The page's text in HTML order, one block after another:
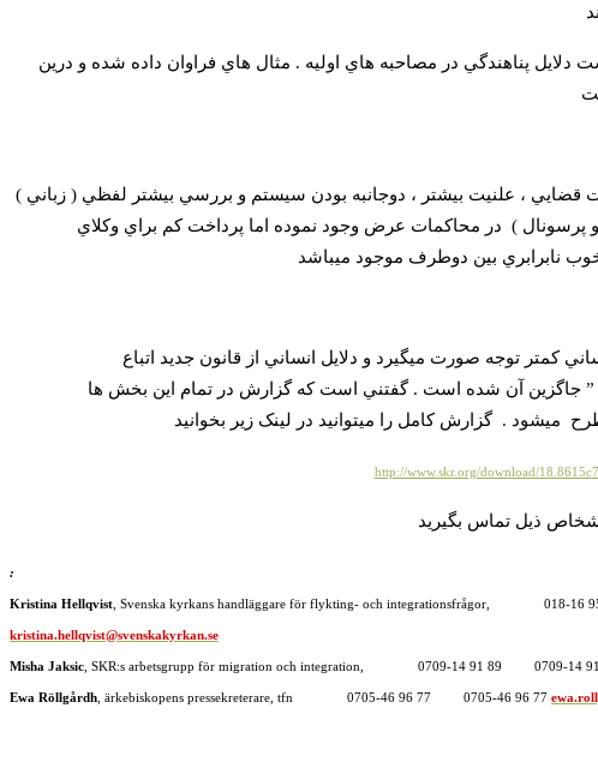
پناهندگي در مصاحبه هاي اوليه . مثال هاي فراوان داده شده و درين
قضايي ، علنيت بيشتر ، دوجانبه بودن سيستم و بررسي بيشتر لفظي ( زباني )
پرسونال ) در محاکمات عرض وجود نموده اما پرداخت کم براي وکلاي
نابرابري بين دوطرف موجود ميباشد
کمتر توجه صورت ميگيرد و دلايل انساني از قانون جديد اتباع
” جاگزين آن شده است .گفتني است که گزارش در تمام اين بخش ها
ميشود . گزارش کامل را ميتوانيد در لينک زير بخوانيد
http://www.skr.org/download/
ذيل تماس بگيريد
:
Kristina Hellqvist , Svenska kyrkans handläggare för flykting- och integrationsfrågor, 018-
kristina.hellqvist@svenskakyrkan.se
Misha Jaksic , SKR:s arbetsgrupp för migration och integration, 0709-14 91 89 0709-14 91
Ewa Röllgårdh , ärkebiskopens pressekreterare, tfn 0705-46 96 77 0705-46 96 77